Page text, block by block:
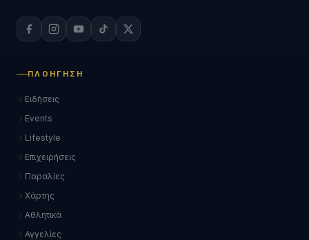
ΠΛΟΉΓΗΣΗ
Ειδήσεις
Events
Lifestyle
Επιχειρήσεις
Παραλίες
Χάρτης
Αθλητικά
Αγγελίες